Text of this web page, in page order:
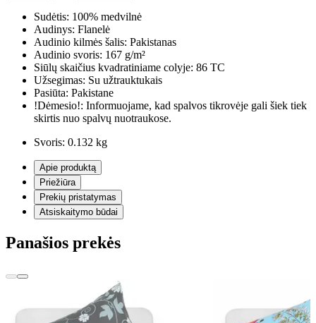
Sudėtis: 100% medvilnė
Audinys: Flanelė
Audinio kilmės šalis: Pakistanas
Audinio svoris: 167 g/m²
Siūlų skaičius kvadratiniame colyje: 86 TC
Užsegimas: Su užtrauktukais
Pasiūta: Pakistane
!Dėmesio!: Informuojame, kad spalvos tikrovėje gali šiek tiek
skirtis nuo spalvų nuotraukose.
Svoris: 0.132 kg
Apie produktą
Priežiūra
Prekių pristatymas
Atsiskaitymo būdai
Panašios prekės